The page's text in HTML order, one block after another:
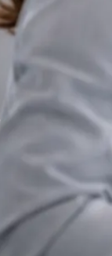
News
Team
Karriere